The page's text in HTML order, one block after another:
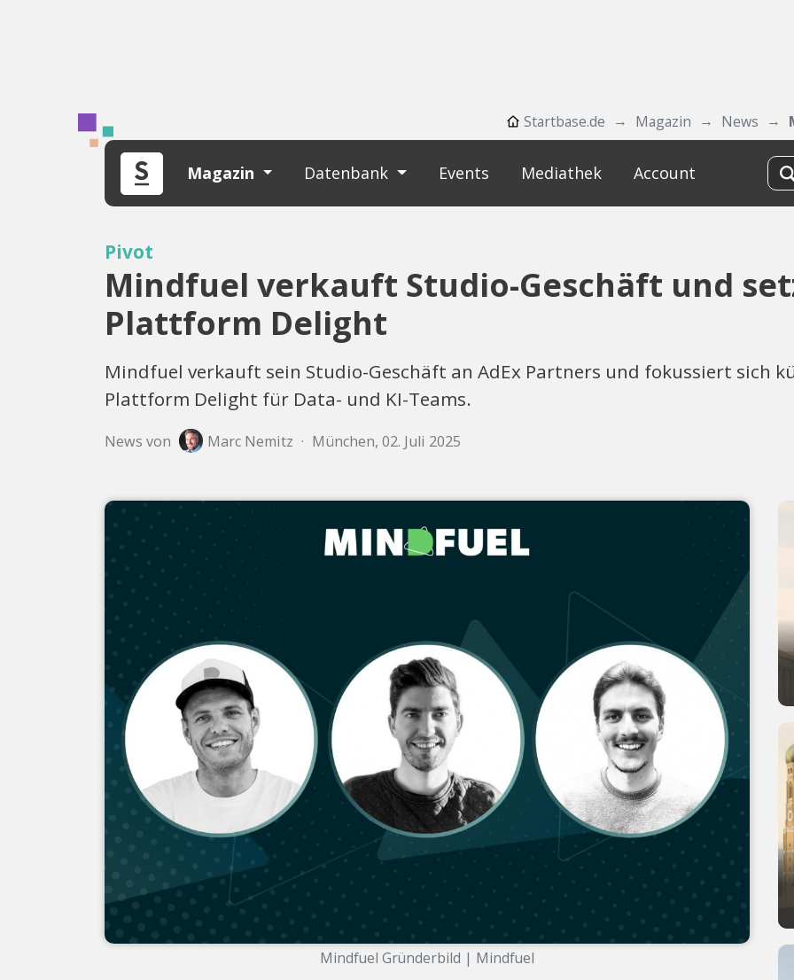
Startbase.de Magazin News
Magazin Datenbank Events Mediathek Account
Pivot
Mindfuel verkauft Studio-Geschäft und
Plattform Delight
Mindfuel verkauft sein Studio-Geschäft an AdEx Partners und fokussiert sich
Plattform Delight für Data- und KI-Teams.
News von Marc Nemitz · München, 02. Juli 2025
Mindfuel Gründerbild | Mindfuel